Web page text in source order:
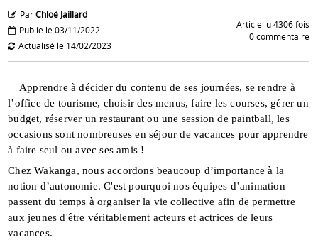
ParChloé Jaillard
Publié le 03/11/2022
Actualisé le 14/02/2023
Article lu 4306 fois
0 commentaire
Apprendre à décider du contenu de ses journées, se rendre à
l’office de tourisme, choisir des menus, faire les courses, gérer un
budget, réserver un restaurant ou une session de paintball, les
occasions sont nombreuses en séjour de vacances pour apprendre
à faire seul ou avec ses amis !
Chez Wakanga, nous accordons beaucoup d’importance à la
notion d’autonomie. C'est pourquoi nos équipes d’animation
passent du temps à organiser la vie collective afin de permettre
aux jeunes d'être véritablement acteurs et actrices de leurs
vacances.